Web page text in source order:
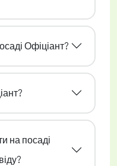
Офіціант?
на посаді